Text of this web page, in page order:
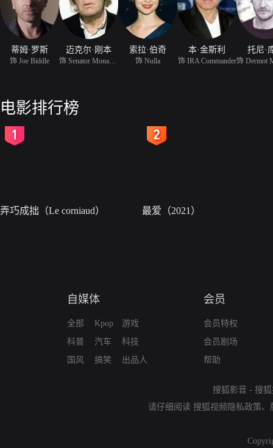
蒂姆·罗斯
饰 Joe Biddle
迈克尔·刚本 索拉·伯奇
饰 Nulla
本·金斯利
饰 IRA Commander
托尼·
电影排行榜
弄巧成拙（Le corniaud） 最爱（2021）
自媒体
全部
科普
国风
Kpop
汽车
搞笑
游戏
科技
出品人
会员
会员特权
会员剧场
帮助
搜狐影音 - 搜
请仔细阅读 搜狐视频隐私政策、